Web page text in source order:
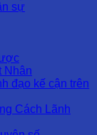
sự
Nhân
đạo kế cận trên
Cách Lãnh